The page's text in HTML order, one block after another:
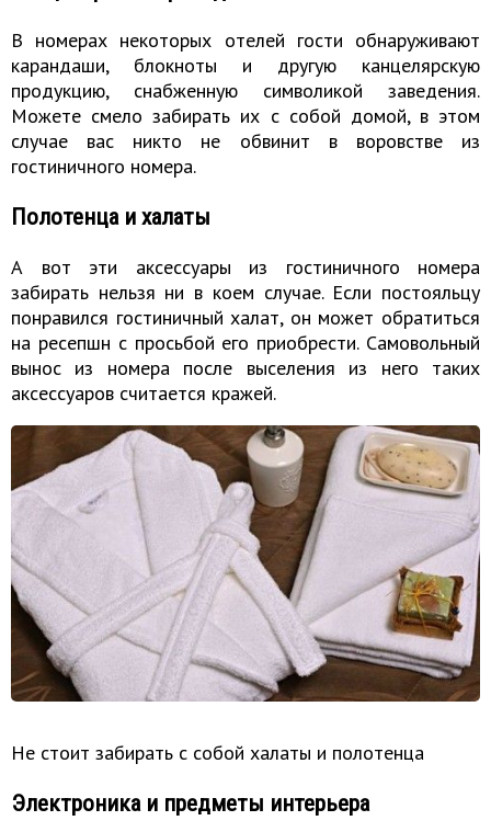
В номерах некоторых отелей гости обнаруживают
карандаши, блокноты и другую канцелярскую
продукцию, снабженную символикой заведения.
Можете смело забирать их с собой домой, в этом
случае вас никто не обвинит в воровстве из
гостиничного номера.
Полотенца и халаты
А вот эти аксессуары из гостиничного номера
забирать нельзя ни в коем случае. Если постояльцу
понравился гостиничный халат, он может обратиться
на ресепшн с просьбой его приобрести. Самовольный
вынос из номера после выселения из него таких
аксессуаров считается кражей.
Не стоит забирать с собой халаты и полотенца
Электроника и предметы интерьера